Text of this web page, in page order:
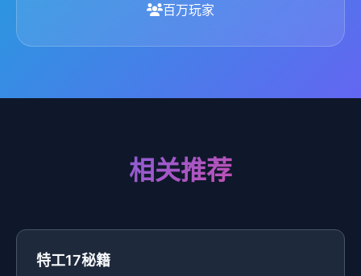
百万玩家
相关推荐
特工17秘籍